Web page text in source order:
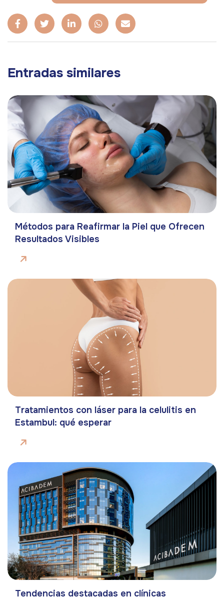
Entradas similares
Métodos para Reafirmar la Piel que Ofrecen
Resultados Visibles
Tratamientos con láser para la celulitis en
Estambul: qué esperar
Tendencias destacadas en clínicas